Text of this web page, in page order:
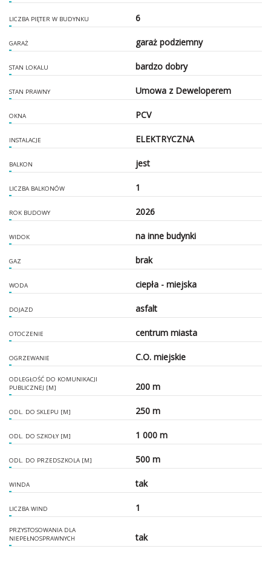
LICZBA PIĘTER W BUDYNKU 6
GARAŻ garaż podziemny
STAN LOKALU bardzo dobry
STAN PRAWNY Umowa z Deweloperem
OKNA PCV
INSTALACJE ELEKTRYCZNA
BALKON jest
LICZBA BALKONÓW 1
ROK BUDOWY 2026
WIDOK na inne budynki
GAZ brak
WODA ciepła - miejska
DOJAZD asfalt
OTOCZENIE centrum miasta
OGRZEWANIE C.O. miejskie
ODLEGŁOŚĆ DO KOMUNIKACJI
PUBLICZNEJ [M]
200 m
ODL. DO SKLEPU [M] 250 m
ODL. DO SZKOŁY [M] 1 000 m
ODL. DO PRZEDSZKOLA [M] 500 m
WINDA tak
LICZBA WIND 1
PRZYSTOSOWANIA DLA
NIEPEŁNOSPRAWNYCH
tak